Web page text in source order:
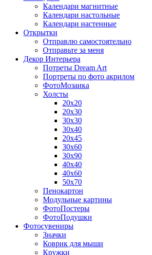
Календари магнитные
Календари настольные
Календари настенные
Открытки
Отправлю самостоятельно
Отправьте за меня
Декор Интерьера
Потреты Dream Art
Портреты по фото акрилом
ФотоМозаика
Холсты
20х20
20х30
30х30
30х40
20х45
30х60
30х90
40х40
40х60
50х70
Пенокартон
Модульные картины
ФотоПостеры
ФотоПодушки
Фотоcувениры
Значки
Коврик для мыши
Кружки